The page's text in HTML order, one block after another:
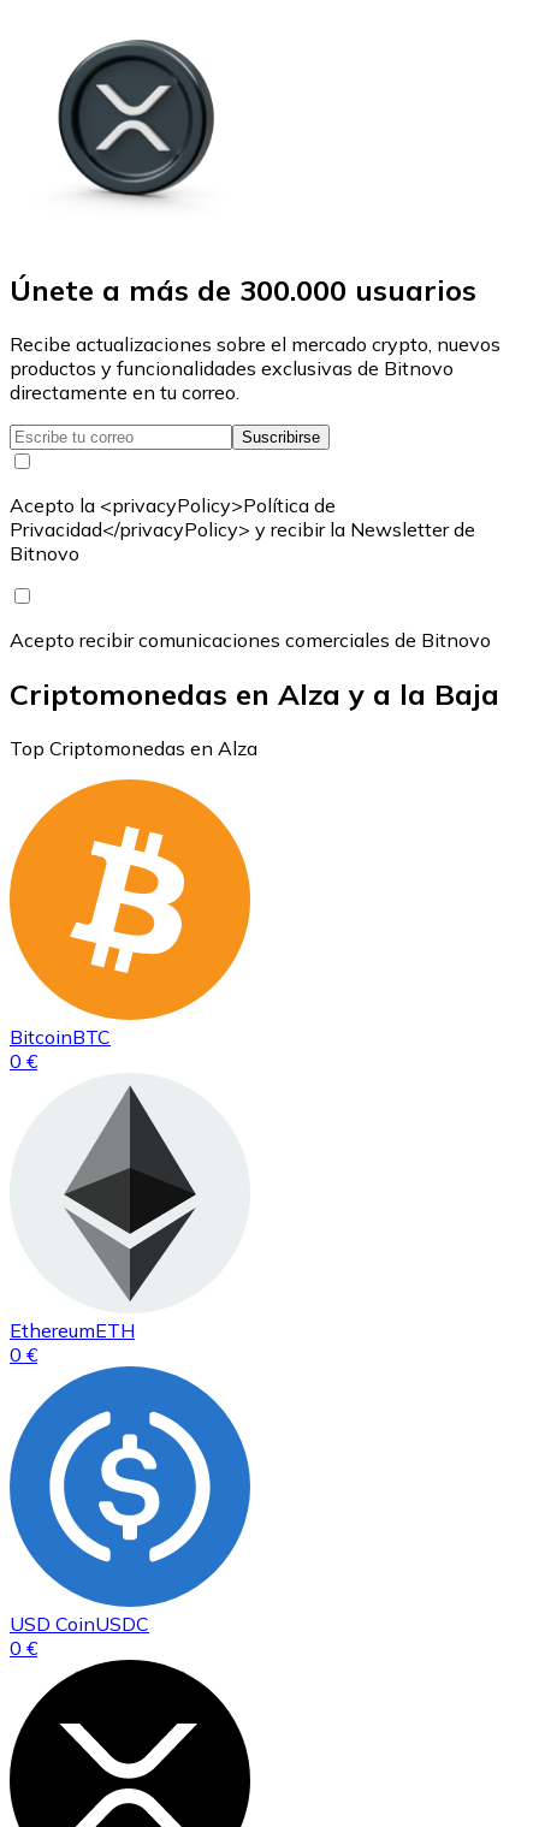
Únete a más de 300.000 usuarios
Recibe actualizaciones sobre el mercado crypto, nuevos
productos y funcionalidades exclusivas de Bitnovo
directamente en tu correo.
Suscribirse
Acepto la <privacyPolicy>Política de
Privacidad</privacyPolicy> y recibir la Newsletter de
Bitnovo
Acepto recibir comunicaciones comerciales de Bitnovo
Criptomonedas en Alza y a la Baja
Top Criptomonedas en Alza
BitcoinBTC
0 €
EthereumETH
0 €
USD CoinUSDC
0 €